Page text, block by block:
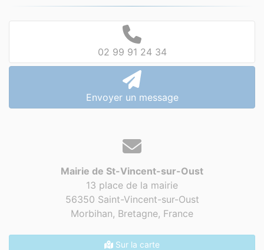
02 99 91 24 34
Envoyer un message
Mairie de St-Vincent-sur-Oust
13 place de la mairie
56350 Saint-Vincent-sur-Oust
Morbihan, Bretagne, France
Sur la carte